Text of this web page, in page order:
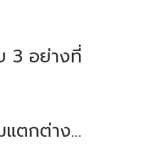
3 อย่างที่
แตกต่าง…